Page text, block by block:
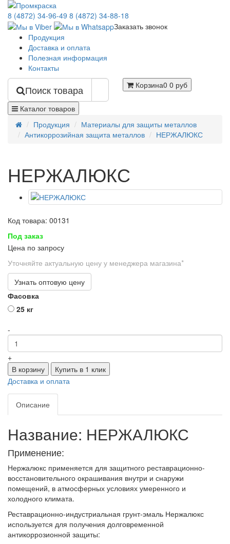
8 (4872) 34-96-49 8 (4872) 34-88-18
Заказать звонок
Продукция
Доставка и оплата
Полезная информация
Контакты
Поиск товара Корзина0 0 руб
Каталог товаров
Продукция
Материалы для защиты металлов
Антикоррозийная защита металлов
НЕРЖАЛЮКС
НЕРЖАЛЮКС
Код товара: 00131
Под заказ
Цена по запросу
Уточняйте актуальную цену у менеджера магазина*
Узнать оптовую цену
Фасовка
25 кг
-
+
В корзину
Купить в 1 клик
Доставка и оплата
Описание
Название: НЕРЖАЛЮКС
Применение:
Нержалюкс применяется для защитного реставрационно-
восстановительного окрашивания внутри и снаружи
помещений, в атмосферных условиях умеренного и
холодного климата.
Реставрационно-индустриальная грунт-эмаль Нержалюкс
используется для получения долговременной
антикоррозионной защиты: